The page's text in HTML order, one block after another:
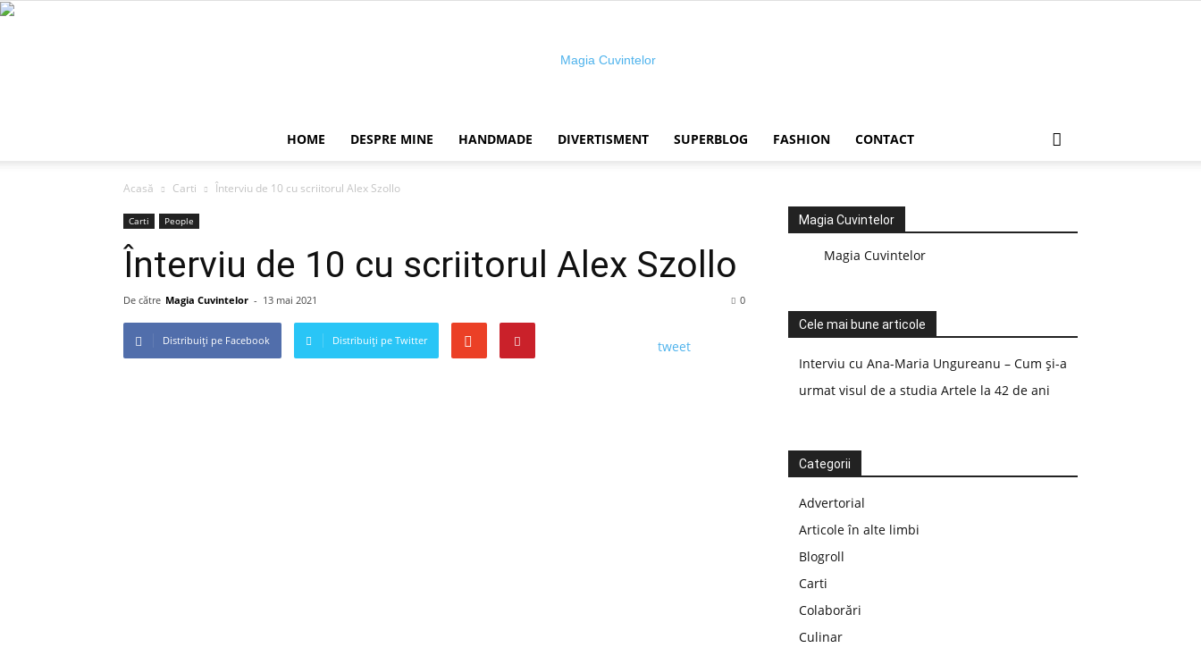
HOME DESPRE MINE HANDMADE DIVERTISMENT SUPERBLOG FASHION CONTACT
Acasă Carti Înterviu de 10 cu scriitorul Alex Szollo
Carti People
Înterviu de 10 cu scriitorul Alex Szollo
De către Magia Cuvintelor - 13 mai 2021 0
Distribuiți pe Facebook Distribuiți pe Twitter tweet
Magia Cuvintelor
Magia Cuvintelor
Cele mai bune articole
Interviu cu Ana-Maria Ungureanu – Cum și-a
urmat visul de a studia Artele la 42 de ani
Categorii
Advertorial
Articole în alte limbi
Blogroll
Carti
Colaborări
Culinar